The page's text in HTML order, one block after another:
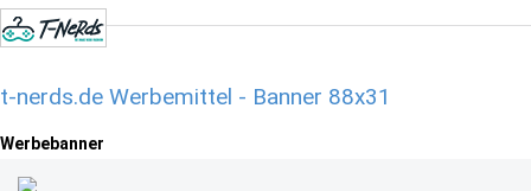
t-nerds.de Werbemittel - Banner 88x31
Werbebanner